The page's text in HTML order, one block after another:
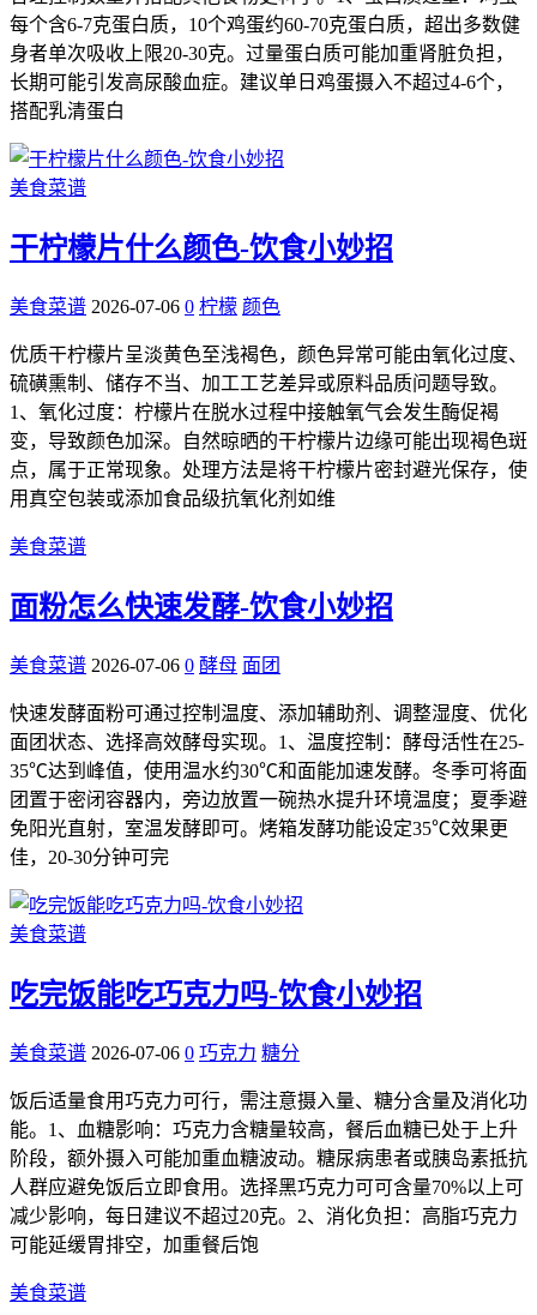
每个含6-7克蛋白质，10个鸡蛋约60-70克蛋白质，超出多数健
身者单次吸收上限20-30克。过量蛋白质可能加重肾脏负担，
长期可能引发高尿酸血症。建议单日鸡蛋摄入不超过4-6个，
搭配乳清蛋白
美食菜谱
干柠檬片什么颜色-饮食小妙招
美食菜谱 2026-07-06 0 柠檬 颜色
优质干柠檬片呈淡黄色至浅褐色，颜色异常可能由氧化过度、
硫磺熏制、储存不当、加工工艺差异或原料品质问题导致。
1、氧化过度：柠檬片在脱水过程中接触氧气会发生酶促褐
变，导致颜色加深。自然晾晒的干柠檬片边缘可能出现褐色斑
点，属于正常现象。处理方法是将干柠檬片密封避光保存，使
用真空包装或添加食品级抗氧化剂如维
美食菜谱
面粉怎么快速发酵-饮食小妙招
美食菜谱 2026-07-06 0 酵母 面团
快速发酵面粉可通过控制温度、添加辅助剂、调整湿度、优化
面团状态、选择高效酵母实现。1、温度控制：酵母活性在25-
35℃达到峰值，使用温水约30℃和面能加速发酵。冬季可将面
团置于密闭容器内，旁边放置一碗热水提升环境温度；夏季避
免阳光直射，室温发酵即可。烤箱发酵功能设定35℃效果更
佳，20-30分钟可完
美食菜谱
吃完饭能吃巧克力吗-饮食小妙招
美食菜谱 2026-07-06 0 巧克力 糖分
饭后适量食用巧克力可行，需注意摄入量、糖分含量及消化功
能。1、血糖影响：巧克力含糖量较高，餐后血糖已处于上升
阶段，额外摄入可能加重血糖波动。糖尿病患者或胰岛素抵抗
人群应避免饭后立即食用。选择黑巧克力可可含量70%以上可
减少影响，每日建议不超过20克。2、消化负担：高脂巧克力
可能延缓胃排空，加重餐后饱
美食菜谱